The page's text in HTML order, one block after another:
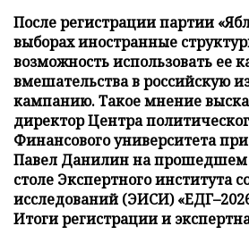
После регистрации партии
выборах иностранные
возможность использовать ее
вмешательства в российскую
кампанию. Такое мнение
директор Центра
Финансового университета
Павел Данилин на прошедшем
столе Экспертного института
исследований (ЭИСИ)
Итоги регистрации и